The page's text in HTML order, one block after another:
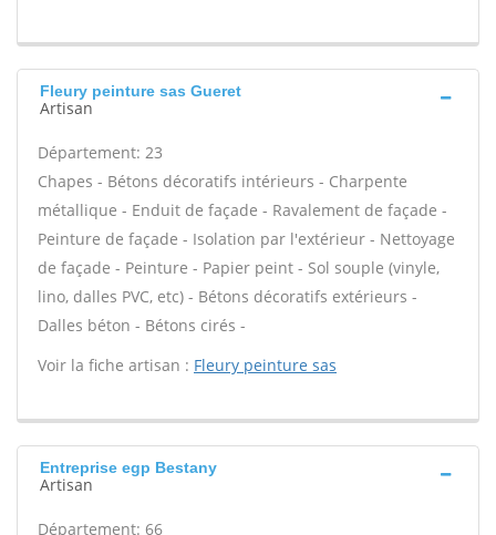
Fleury peinture sas Gueret
Artisan
Département: 23
Chapes - Bétons décoratifs intérieurs - Charpente
métallique - Enduit de façade - Ravalement de façade -
Peinture de façade - Isolation par l'extérieur - Nettoyage
de façade - Peinture - Papier peint - Sol souple (vinyle,
lino, dalles PVC, etc) - Bétons décoratifs extérieurs -
Dalles béton - Bétons cirés -
Voir la fiche artisan : Fleury peinture sas
Entreprise egp Bestany
Artisan
Département: 66